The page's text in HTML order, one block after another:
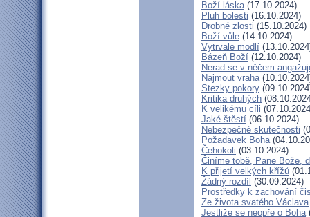
Boží láska(17.10.2024)
Pluh bolesti (16.10.2024)
Drobné zlosti (15.10.2024)
Boží vůle (14.10.2024)
Vytrvale modlí
Bázeň Boží (12.10.2024)
Nerad se v něčem
Najmout vraha
Stezky pokory
Kritika druhých
K velikému cíli
Jaké štěstí (06.10.2024)
Nebezpečné skutečnosti
Požadavek Boha
Čehokoli (03.10.2024)
Činíme tobě, Pane Bože,
K přijetí velkých křížů
Žádný rozdíl (30.09.2024)
Prostředky k zachování
Ze života svatého Václava
Jestliže se neopře o Boha